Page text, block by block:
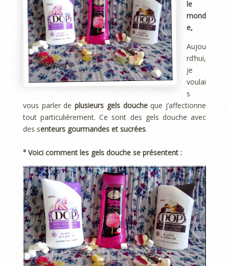
le
mond
e,
Aujou
rd’hui,
je
voulai
s
vous parler de plusieurs gels doucheque j’affectionne
tout particulièrement. Ce sont des gels douche avec
des senteurs gourmandes et sucrées.
° Voici comment les gels douche se présentent :